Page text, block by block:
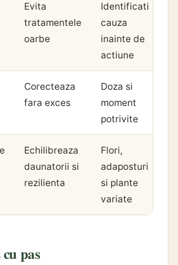
Evita
tratamentele
oarbe
Identificati
cauza
inainte de
actiune
Corecteaza
fara exces
Doza si
moment
potrivite
Echilibreaza
daunatorii si
rezilienta
Flori,
adaposturi
si plante
variate
pas